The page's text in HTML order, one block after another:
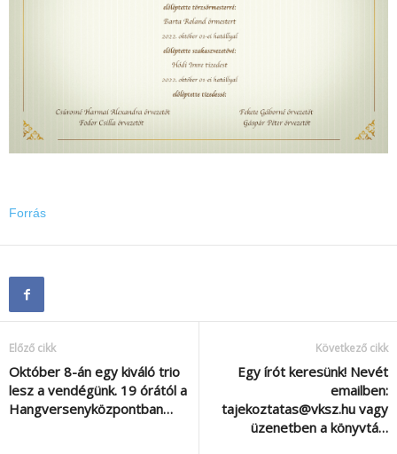
Forrás
Előző cikk
Október 8-án egy kiváló trio
lesz a vendégünk. 19 órától a
Hangversenyközpontban…
Következő cikk
Egy írót keresünk! Nevét
emailben:
tajekoztatas@vksz.hu vagy
üzenetben a könyvtá…